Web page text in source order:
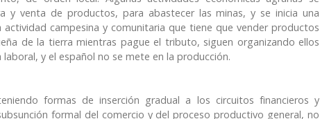
y venta de productos, para abastecer las minas, y se inicia una
campesina y comunitaria que tiene que vender productos
de la tierra mientras pague el tributo, siguen organizando ellos
y el español no se mete en la producción.
formas de inserción gradual a los circuitos financieros y
formal del comercio y del proceso productivo general, no